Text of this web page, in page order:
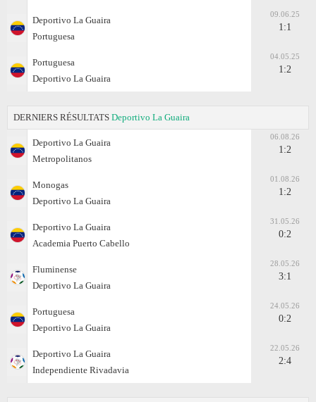
Deportivo La Guaira
Portuguesa
09.06.25
1:1
Portuguesa
Deportivo La Guaira
04.05.25
1:2
DERNIERS RÉSULTATS Deportivo La Guaira
Deportivo La Guaira
Metropolitanos
06.08.26
1:2
Monogas
Deportivo La Guaira
01.08.26
1:2
Deportivo La Guaira
Academia Puerto Cabello
31.05.26
0:2
Fluminense
Deportivo La Guaira
28.05.26
3:1
Portuguesa
Deportivo La Guaira
24.05.26
0:2
Deportivo La Guaira
Independiente Rivadavia
22.05.26
2:4